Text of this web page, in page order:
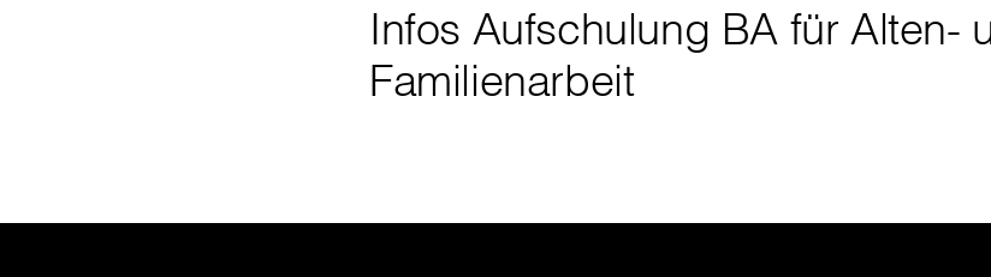
Infos Aufschulung BA für Alten-
Familienarbeit